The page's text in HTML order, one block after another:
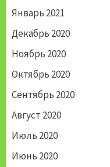
Январь 2021
Декабрь 2020
Ноябрь 2020
Октябрь 2020
Сентябрь 2020
Август 2020
Июль 2020
Июнь 2020